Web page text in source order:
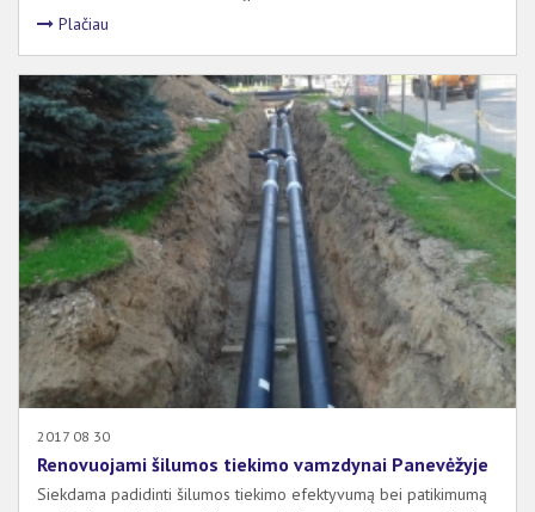
Plačiau
2017 08 30
Renovuojami šilumos tiekimo vamzdynai Panevėžyje
Siekdama padidinti šilumos tiekimo efektyvumą bei patikimumą